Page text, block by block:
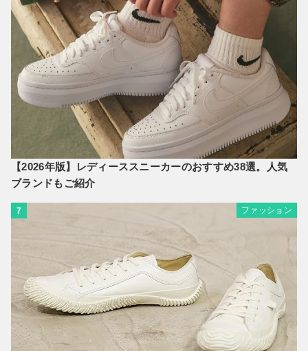
【2026年版】レディーススニーカーのおすすめ38選。人気
ブランドもご紹介
7 ファッション